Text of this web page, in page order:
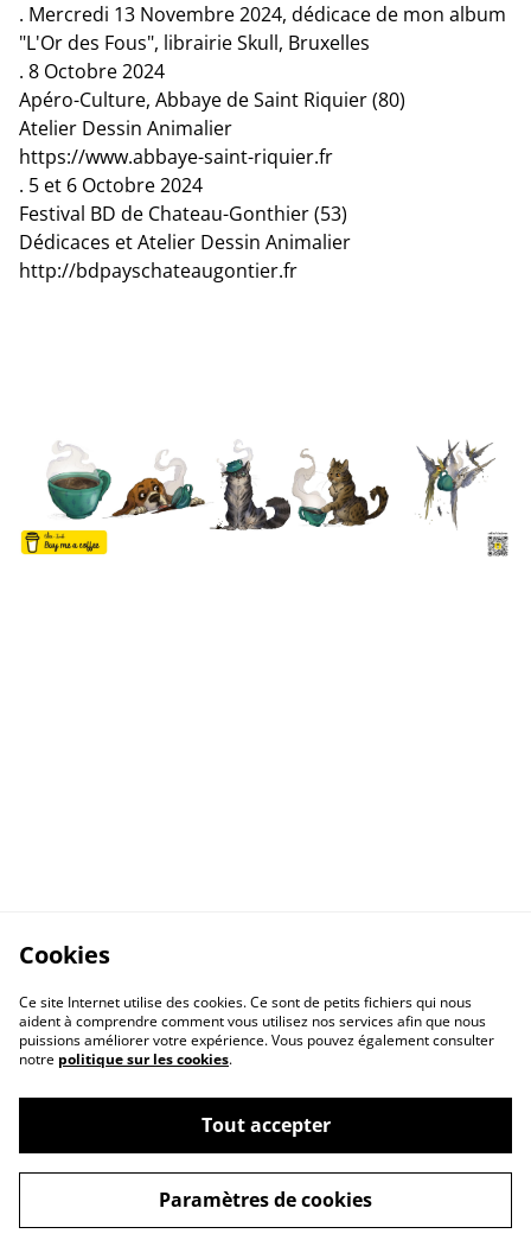
. Mercredi 13 Novembre 2024, dédicace de mon album
"L'Or des Fous", librairie Skull, Bruxelles
. 8 Octobre 2024
Apéro-Culture, Abbaye de Saint Riquier (80)
Atelier Dessin Animalier
https://www.abbaye-saint-riquier.fr
. 5 et 6 Octobre 2024
Festival BD de Chateau-Gonthier (53)
Dédicaces et Atelier Dessin Animalier
http://bdpayschateaugontier.fr
A propos
Buy me a coffee
Politique de cookies
Cookies
Ce site Internet utilise des cookies. Ce sont de petits fichiers qui nous
aident à comprendre comment vous utilisez nos services afin que nous
puissions améliorer votre expérience. Vous pouvez également consulter
notre politique sur les cookies.
Tout accepter
Paramètres de cookies